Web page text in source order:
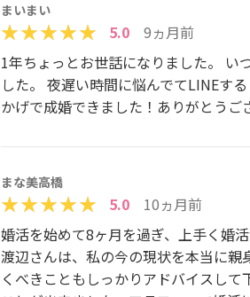
まいまい
5.0
9ヵ月前
1年ちょっとお世話になりました。 い
した。 夜遅い時間に悩んでてLINEす
かげで成婚できました！ありがとうご
まな美高橋
5.0
10ヵ月前
婚活を始めて8ヶ月を過ぎ、上手く婚
渡辺さんは、私の今の現状を本当に
くべきこともしっかりアドバイスし